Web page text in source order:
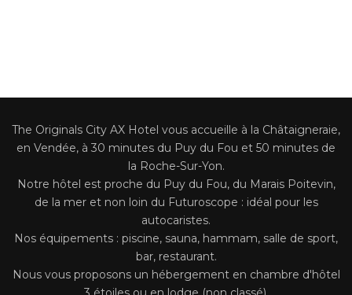
The Originals City AX Hotel vous accueille à la Châtaigneraie,
en Vendée, à 30 minutes du Puy du Fou et 50 minutes de
la Roche-Sur-Yon.
Notre hôtel est proche du Puy du Fou, du Marais Poitevin,
de la mer et non loin du Futuroscope : idéal pour les
autocaristes.
Nos équipements : piscine, sauna, hammam, salle de sport,
bar, restaurant.
Nous vous proposons un hébergement en chambre d'hôtel